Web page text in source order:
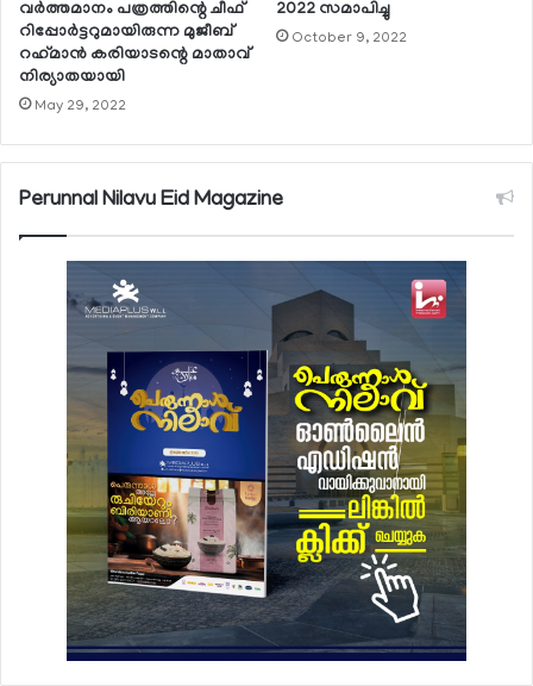
വര്‍ത്തമാനം പത്രത്തിന്റെ ചീഫ്
റിപ്പോര്‍ട്ടറുമായിരുന്ന മുജീബ്
റഹ്‌മാന്‍ കരിയാടന്റെ മാതാവ്
നിര്യാതയായി
May 29, 2022
2022 സമാപിച്ചു
October 9, 2022
Perunnal Nilavu Eid Magazine